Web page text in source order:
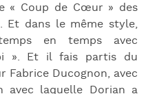
« Coup de Cœur » des
Et dans le même style,
en temps avec
». Et il fais partis du
Fabrice Ducognon, avec
avec laquelle Dorian a